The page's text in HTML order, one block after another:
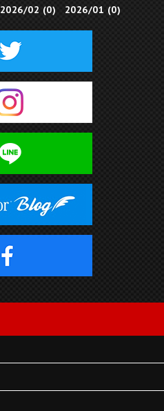
2026/02 (0) 2026/01 (0)